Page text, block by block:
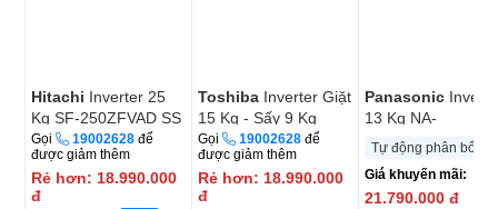
Hitachi Inverter 25
Kg SF-250ZFVAD SS
Gọi 19002628 để
được giảm thêm
Rẻ hơn: 18.990.000
đ
Toshiba Inverter Giặt
15 Kg - Sấy 9 Kg
TWD-
T35BP160MWV(MG)
Gọi 19002628 để
được giảm thêm
Rẻ hơn: 18.990.000
đ
Panasonic
13 Kg NA-
26CVX1AVT
Tự động phân bổ
Giá khuyến mãi:
21.790.000 đ